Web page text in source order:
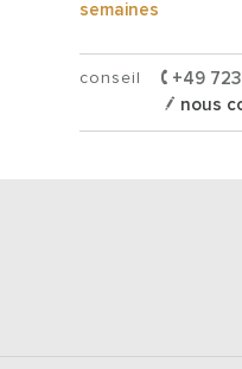
semaines
conseil
+49
nous